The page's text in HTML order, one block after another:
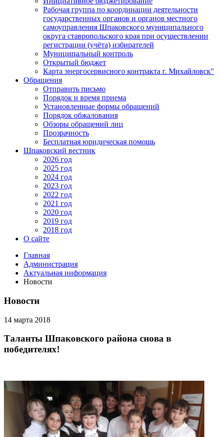
Рабочая группа по координации деятельности
государственных органов и органов местного
самоуправления Шпаковского муниципального
округа ставропольского края при осуществлении
регистрации (учёта) избирателей
Муниципальный контроль
Открытый бюджет
Карта энергосервисного контракта г. Михайловск"
Обращения
Отправить письмо
Порядок и время приема
Установленные формы обращений
Порядок обжалования
Обзоры обращений лиц
Прозрачность
Бесплатная юридическая помощь
Шпаковский вестник
2026 год
2025 год
2024 год
2023 год
2022 год
2021 год
2020 год
2019 год
2018 год
О сайте
Главная
Администрация
Актуальная информация
Новости
Новости
14 марта 2018
Таланты Шпаковского района снова в
победителях!